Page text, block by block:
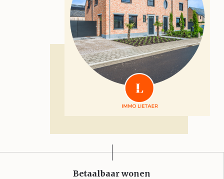
Betaalbaar wonen